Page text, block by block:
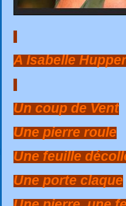
A Isabelle
Un coup de Vent
Une pierre roule
Une feuille
Une porte claque